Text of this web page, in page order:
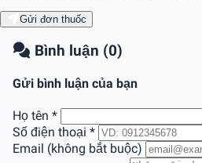
Gửi đơn thuốc
Bình luận (0)
Gửi bình luận của bạn
Họ tên *
Số điện thoại *
Email (không bắt buộc)